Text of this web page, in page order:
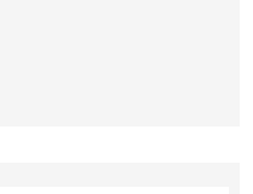
金DAIKIN液压,MASUDA
,KRACHT克拉克,taikokiki